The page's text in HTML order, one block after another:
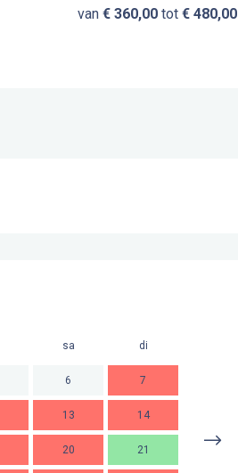
van€ 360,00 tot€ 480,00
sa di
6 7
13 14
20 21